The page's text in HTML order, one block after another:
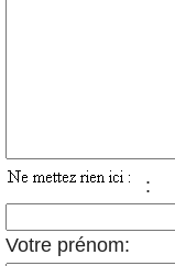
:
Votre prénom: